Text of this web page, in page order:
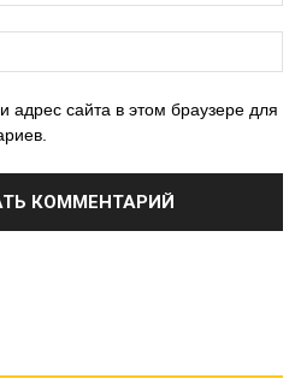
сайта в этом браузере для